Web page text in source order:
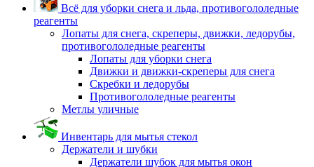
Всё для уборки снега и льда, противогололедные
реагенты
Лопаты для снега, скреперы, движки, ледорубы,
противогололедные реагенты
Лопаты для уборки снега
Движки и движки-скреперы для снега
Скребки и ледорубы
Противогололедные реагенты
Метлы уличные
Инвентарь для мытья стекол
Держатели и шубки
Держатели шубок для мытья окон